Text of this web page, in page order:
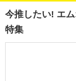
今推したい! エ
特集